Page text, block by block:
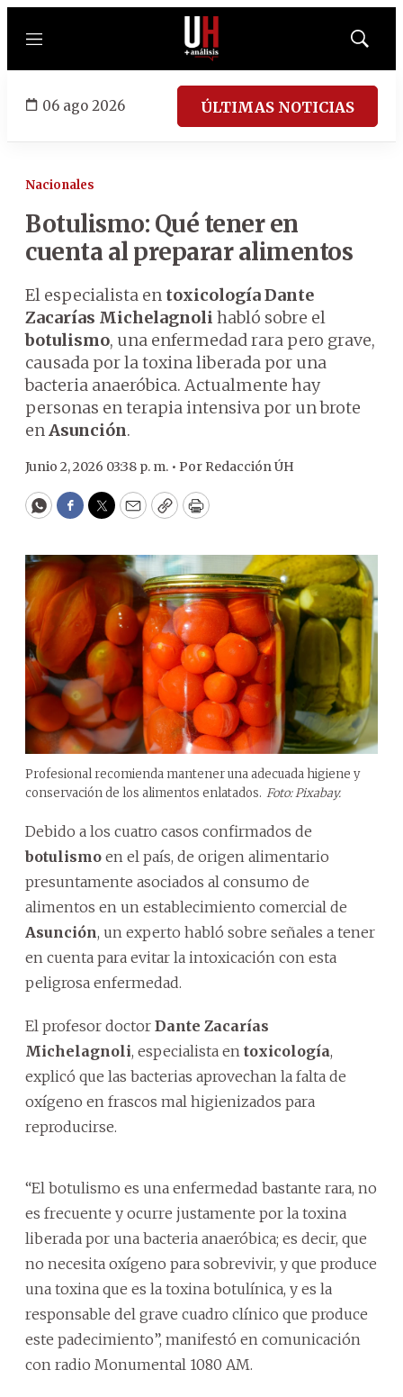
Menú
Mostrar
06 ago 2026 ÚLTIMAS NOTICIAS
Nacionales
Botulismo: Qué tener en
cuenta al preparar alimentos
El especialista en toxicologíaDante
Zacarías Michelagnoli habló sobre el
botulismo, una enfermedad rara pero grave,
causada por la toxina liberada por una
bacteria anaeróbica. Actualmente hay
personas en terapia intensiva por un brote
enAsunción.
Junio 2, 2026 03:38 p. m. • Por Redacción ÚH
WhatsApp
Facebook
Twitter
EmailCopyPrint
Profesional recomienda mantener una adecuada higiene y
conservación de los alimentos enlatados. Foto: Pixabay.
Debido a los cuatro casos confirmados de
botulismo en el país, de origen alimentario
presuntamente asociados al consumo de
alimentos en un establecimiento comercial de
Asunción, un experto habló sobre señales a tener
en cuenta para evitar la intoxicación con esta
peligrosa enfermedad.
El profesor doctor Dante Zacarías
Michelagnoli, especialista en toxicología,
explicó que las bacterias aprovechan la falta de
oxígeno en frascos mal higienizados para
reproducirse.
“El botulismo es una enfermedad bastante rara, no
es frecuente y ocurre justamente por la toxina
liberada por una bacteria anaeróbica; es decir, que
no necesita oxígeno para sobrevivir, y que produce
una toxina que es la toxina botulínica, y es la
responsable del grave cuadro clínico que produce
este padecimiento”, manifestó en comunicación
con radio Monumental 1080 AM.